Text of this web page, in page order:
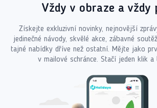
Vždy v obraze a vždy
Získejte exkluzivní novinky, nejnovější
jedinečné návody, skvělé akce, zábavné
tajné nabídky dříve než ostatní. Mějte jako
v mailové schránce. Stačí jeden klik a